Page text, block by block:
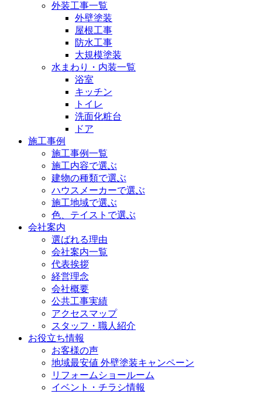
外装工事一覧
外壁塗装
屋根工事
防水工事
大規模塗装
水まわり・内装一覧
浴室
キッチン
トイレ
洗面化粧台
ドア
施工事例
施工事例一覧
施工内容で選ぶ
建物の種類で選ぶ
ハウスメーカーで選ぶ
施工地域で選ぶ
色、テイストで選ぶ
会社案内
選ばれる理由
会社案内一覧
代表挨拶
経営理念
会社概要
公共工事実績
アクセスマップ
スタッフ・職人紹介
お役立ち情報
お客様の声
地域最安値 外壁塗装キャンペーン
リフォームショールーム
イベント・チラシ情報